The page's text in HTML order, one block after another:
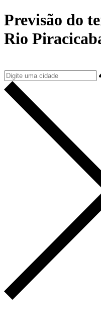
Previsão do
Rio